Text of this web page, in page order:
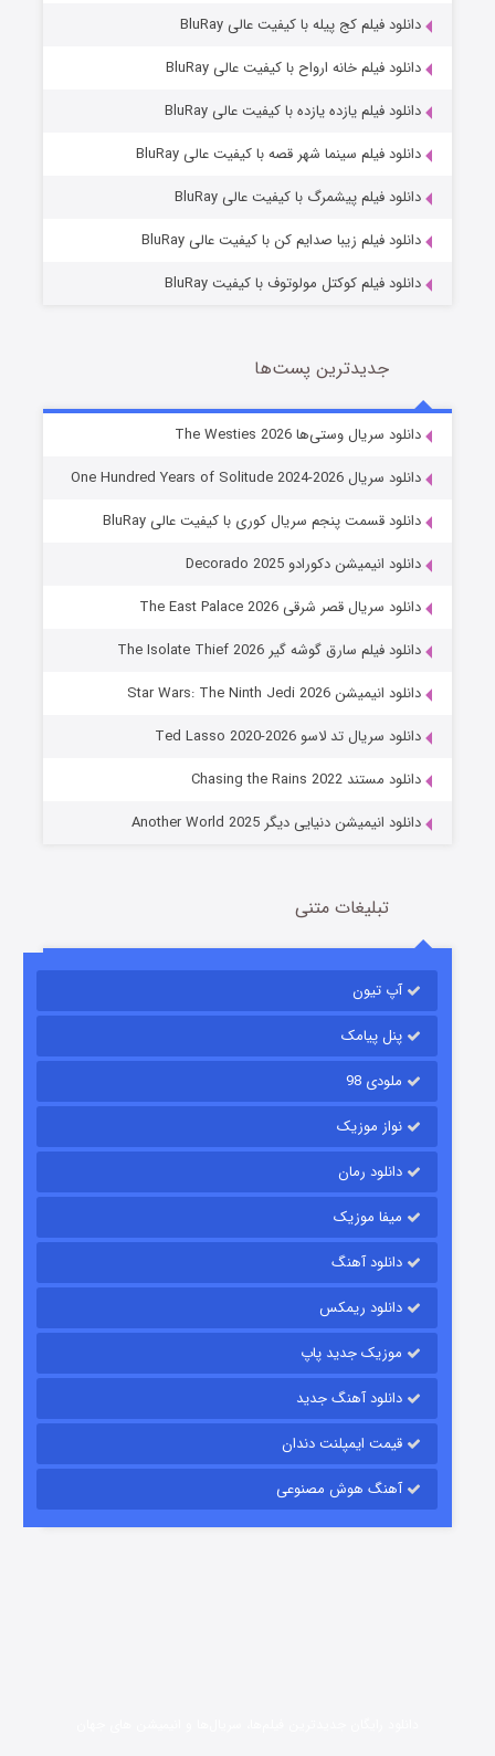
خاندان اژدها فصل ۳
قسمت14 (زیرنویس) منتشر شد
قسمت
دانلود فیلم کج‌ پیله با کیفیت عالی BluRay
دانلود فیلم خانه ارواح با کیفیت عالی BluRay
دانلود فیلم یازده یازده با کیفیت عالی BluRay
دانلود فیلم سینما شهر قصه با کیفیت عالی BluRay
دانلود فیلم پیشمرگ با کیفیت عالی BluRay
دانلود فیلم زیبا صدایم کن با کیفیت عالی BluRay
دانلود فیلم کوکتل مولوتوف با کیفیت BluRay
جدیدترین پست‌ها
دانلود سریال وستی‌ها The Westies 2026
دانلود سریال One Hundred Years of Solitude 2024-2026
دانلود قسمت پنجم سریال کوری با کیفیت عالی BluRay
دانلود انیمیشن دکورادو Decorado 2025
دانلود سریال قصر شرقی The East Palace 2026
دانلود فیلم سارق گوشه گیر The Isolate Thief 2026
دانلود انیمیشن Star Wars: The Ninth Jedi 2026
دانلود سریال تد لاسو Ted Lasso 2020-2026
دانلود مستند Chasing the Rains 2022
دانلود انیمیشن دنیایی دیگر Another World 2025
تبلیغات متنی
آپ تیون
پنل پیامک
ملودی 98
نواز موزیک
دانلود رمان
میفا موزیک
دانلود آهنگ
دانلود ریمکس
موزیک جدید پاپ
دانلود آهنگ جدید
قیمت ایمپلنت دندان
آهنگ هوش مصنوعی